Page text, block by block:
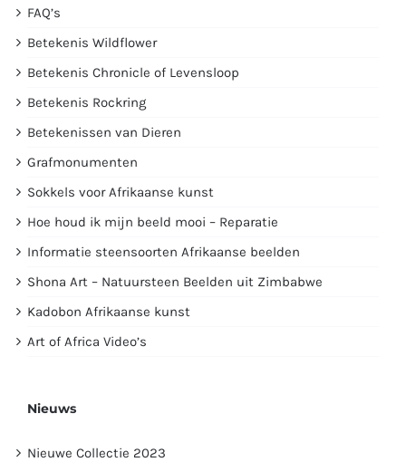
FAQ’s
Betekenis Wildflower
Betekenis Chronicle of Levensloop
Betekenis Rockring
Betekenissen van Dieren
Grafmonumenten
Sokkels voor Afrikaanse kunst
Hoe houd ik mijn beeld mooi – Reparatie
Informatie steensoorten Afrikaanse beelden
Shona Art – Natuursteen Beelden uit Zimbabwe
Kadobon Afrikaanse kunst
Art of Africa Video’s
Nieuws
Nieuwe Collectie 2023